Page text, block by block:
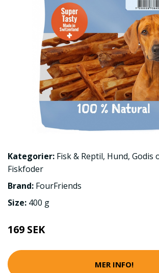
Kategorier: Fisk & Reptil, Hund, Godis
Fiskfoder
Brand: FourFriends
Size: 400 g
169 SEK
MER INFO!